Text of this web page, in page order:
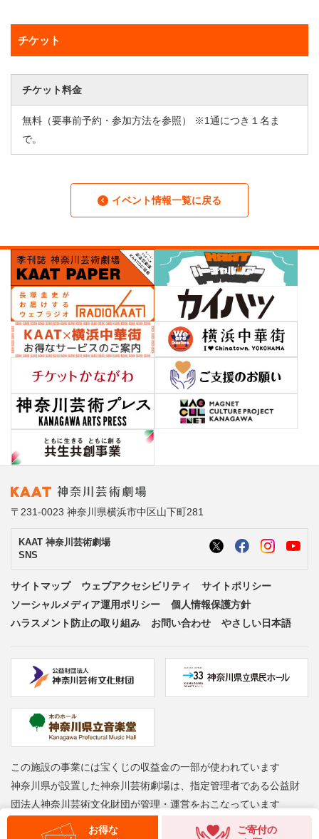
チケット
チケット料金
無料（要事前予約・参加方法を参照） ※1通につき１名ま
で。
イベント情報一覧に戻る
お得な
ご寄付の
〒231-0023 神奈川県横浜市中区山下町281
KAAT 神奈川芸術劇場
SNS
サイトマップ ウェブアクセシビリティ
サイトポリシー
ソーシャルメディア運用ポリシー
個人情報保護方針
ハラスメント防止の取り組み
お問い合わせ やさしい日本語
この施設の事業には宝くじの収益金の一部が使われています
神奈川県が設置した神奈川芸術劇場は、指定管理者である公益財
団法人神奈川芸術文化財団が管理・運営をおこなっています
Copyright © Kanagawa Arts Foundation. All rights reserved.